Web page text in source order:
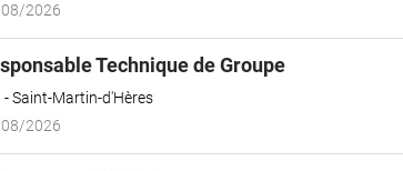
2026
Technique de Groupe(Nouvelle
Saint-Martin-d'Hères
2026